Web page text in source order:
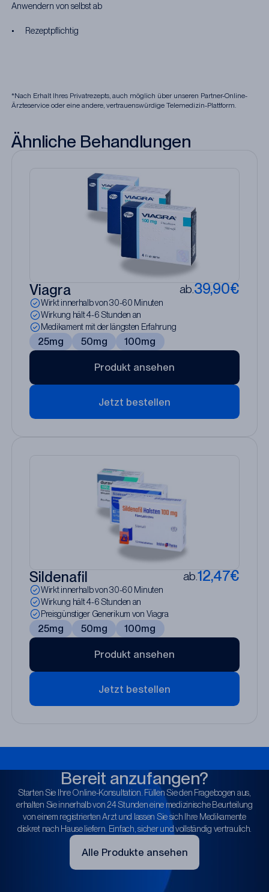
Anwendern von selbst ab
• Rezeptpflichtig
*Nach Erhalt Ihres Privatrezepts, auch möglich über unseren Partner-Online-
Ärzteservice oder eine andere, vertrauenswürdige Telemedizin-Plattform.
Ähnliche Behandlungen
Viagra ab.39,90€
Wirkt innerhalb von 30-60 Minuten
Wirkung hält 4-6 Stunden an
Medikament mit der längsten Erfahrung
25mg 50mg 100mg
Produkt ansehen
Jetzt bestellen
Sildenafil ab.12,47€
Wirkt innerhalb von 30-60 Minuten
Wirkung hält 4-6 Stunden an
Preisgünstiger Generikum von Viagra
25mg 50mg 100mg
Produkt ansehen
Jetzt bestellen
Bereit anzufangen?
Starten Sie Ihre Online-Konsultation. Füllen Sie den Fragebogen aus,
erhalten Sie innerhalb von 24 Stunden eine medizinische Beurteilung
von einem registrierten Arzt und lassen Sie sich Ihre Medikamente
diskret nach Hause liefern. Einfach, sicher und vollständig vertraulich.
Alle Produkte ansehen